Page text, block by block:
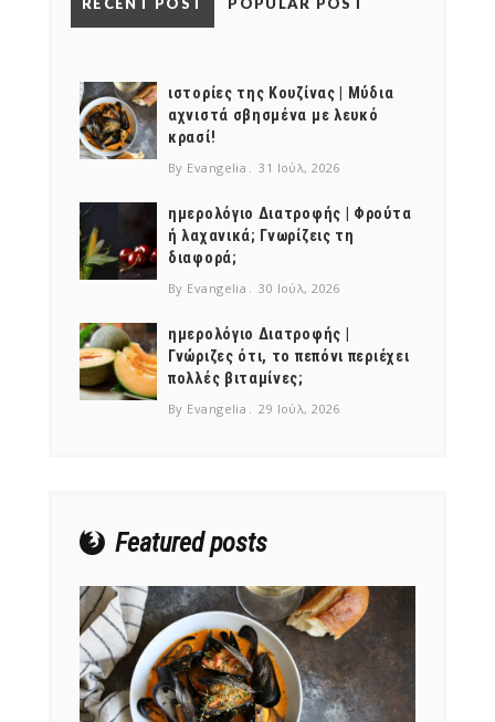
ιστορίες της Κουζίνας | Μύδια
αχνιστά σβησμένα με λευκό
κρασί!
By Evangelia 31 Ιούλ, 2026
ημερολόγιο Διατροφής | Φρούτα
ή λαχανικά; Γνωρίζεις τη
διαφορά;
By Evangelia 30 Ιούλ, 2026
ημερολόγιο Διατροφής |
Γνώριζες ότι, το πεπόνι περιέχει
πολλές βιταμίνες;
By Evangelia 29 Ιούλ, 2026
Featured posts